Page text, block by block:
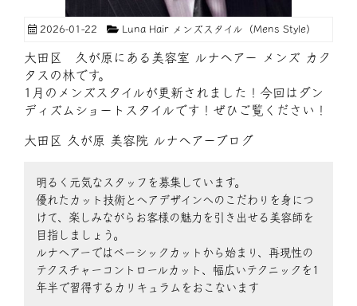
2026-01-22 Luna Hair メンズスタイル（Mens Style）
大田区 久が原にある美容室 ルナヘアー メンズ カク
タスの林です。
1月のメンズスタイルが更新されました！今回はダン
ディズムショートスタイルです！ぜひご覧ください！
大田区 久が原 美容院 ルナヘアーブログ
明るく元気なスタッフを募集しています。
優れたカット技術とヘアデザインへのこだわりを身につ
けて、楽しみながらお客様の魅力を引き出せる美容師を
目指しましょう。
ルナヘアーではベーシックカットから始まり、再現性の
テクスチャーコントロールカット、幅広いテクニックを1
年半で習得するカリキュラムをおこないます